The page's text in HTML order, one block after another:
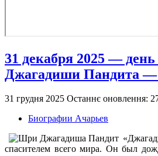
31 декабря 2025 —
Джагадиши Пандита —
31 грудня 2025 Останнє оновлення:
Биографии Ачарьев
спасителем всего мира. Он был